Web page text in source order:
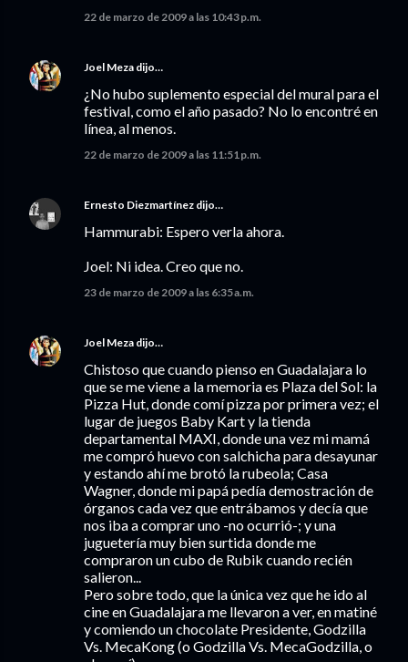
22 de marzo de 2009 a las 10:43 p.m.
Joel Meza dijo…
¿No hubo suplemento especial del mural para el
festival, como el año pasado? No lo encontré en
línea, al menos.
22 de marzo de 2009 a las 11:51 p.m.
Ernesto Diezmartínez dijo…
Hammurabi: Espero verla ahora.
Joel: Ni idea. Creo que no.
23 de marzo de 2009 a las 6:35 a.m.
Joel Meza dijo…
Chistoso que cuando pienso en Guadalajara lo
que se me viene a la memoria es Plaza del Sol: la
Pizza Hut, donde comí pizza por primera vez; el
lugar de juegos Baby Kart y la tienda
departamental MAXI, donde una vez mi mamá
me compró huevo con salchicha para desayunar
y estando ahí me brotó la rubeola; Casa
Wagner, donde mi papá pedía demostración de
órganos cada vez que entrábamos y decía que
nos iba a comprar uno -no ocurrió-; y una
juguetería muy bien surtida donde me
compraron un cubo de Rubik cuando recién
salieron...
Pero sobre todo, que la única vez que he ido al
cine en Guadalajara me llevaron a ver, en matiné
y comiendo un chocolate Presidente, Godzilla
Vs. MecaKong (o Godzilla Vs. MecaGodzilla, o